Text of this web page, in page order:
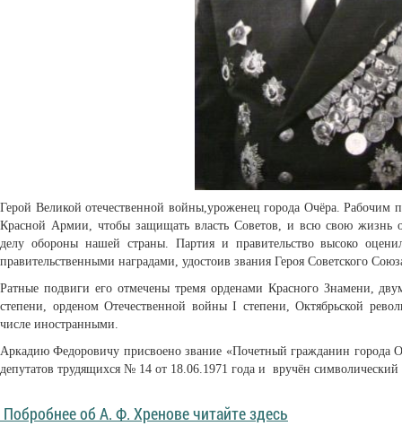
Герой Великой отечественной войны,уроженец города Очёра. Рабочим
Красной Армии, чтобы защищать власть Советов, и всю свою жизнь
делу обороны нашей страны. Партия и правительство высоко
правительственными наградами, удостоив звания Героя Советского
Ратные подвиги его отмечены тремя орденами Красного Знамени,
степени, орденом Отечественной войны I степени, Октябрьской
числе иностранными.
Аркадию Федоровичу присвоено звание «Почетный гражданин города
депутатов трудящихся № 14 от 18.06.1971 года и вручён
Побробнее об А. Ф. Хренове читайте здесь